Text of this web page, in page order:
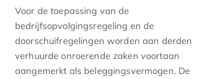
Voor de toepassing van de
bedrijfsopvolgingsregeling en de
doorschuifregelingen worden aan derden
verhuurde onroerende zaken voortaan
aangemerkt als beleggingsvermogen. De